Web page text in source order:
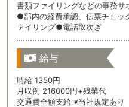
書類ファイリングなどの事務サ
●部内の経費承認、伝票チェ
ァイリング●電話取次ぎ
給与
時給 1350円
月収例 216000円+残業代
交通費全額支給 ※当社規定あり